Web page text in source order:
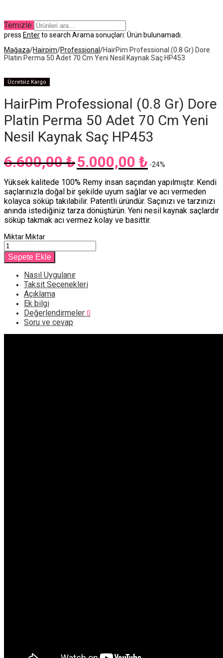
Temizle
press Enterto search Arama sonuçları: Ürün bulunamadı.
Mağaza/Hairpim/Professional /HairPim Professional (0.8 Gr) Dore
Platin Perma 50 Adet 70 Cm Yeni Nesil Kaynak Saç HP453
Ücretsiz Kargo
HairPim Professional (0.8 Gr) Dore
Platin Perma 50 Adet 70 Cm Yeni
Nesil Kaynak Saç HP453
6.600,00₺ Orijinal
fiyat:
5.000,00 ₺ andaki
5.000,00 ₺.
-24%
Yüksek kalitede 100% Remy insan saçından yapılmıştır. Kendi
saçlarınızla doğal bir şekilde uyum sağlar ve acı vermeden
kolayca söküp takılabilir. Patentli üründür. Saçınızı ve tarzınızı
anında istediğiniz tarza dönüştürün. Yeni nesil kaynak saçlardır
söküp takmak acı vermez kolay ve basittir.
MiktarMiktar
Sepete Ekle
Nasıl Uygulanır
Taksit Seçenekleri
Açıklama
Ek bilgi
Değerlendirmeler 0
Soru ve cevap